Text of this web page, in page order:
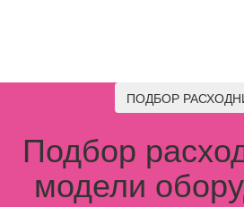
ПОДБОР
Подбор
модели